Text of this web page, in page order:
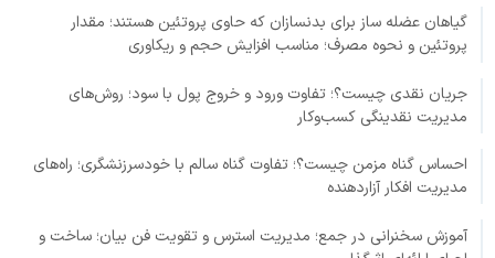
گیاهان عضله ساز برای بدنسازان که حاوی پروتئین هستند؛ مقدار
پروتئین و نحوه مصرف؛ مناسب افزایش حجم و ریکاوری
جریان نقدی چیست؟؛ تفاوت ورود و خروج پول با سود؛ روش‌های
مدیریت نقدینگی کسب‌وکار
احساس گناه مزمن چیست؟؛ تفاوت گناه سالم با خودسرزنشگری؛ راه‌های
مدیریت افکار آزاردهنده
آموزش سخنرانی در جمع؛ مدیریت استرس و تقویت فن بیان؛ ساخت و